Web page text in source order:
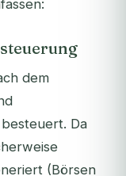
dem
Da
(Börsen